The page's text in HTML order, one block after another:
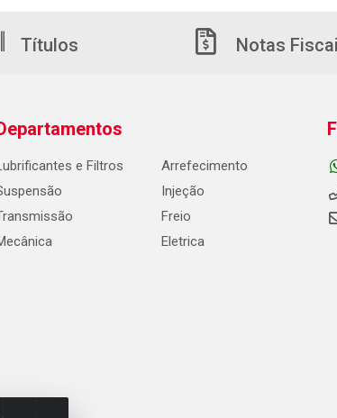
Títulos Notas
e Filtros
Arrefecimento
Injeção
Freio
Eletrica